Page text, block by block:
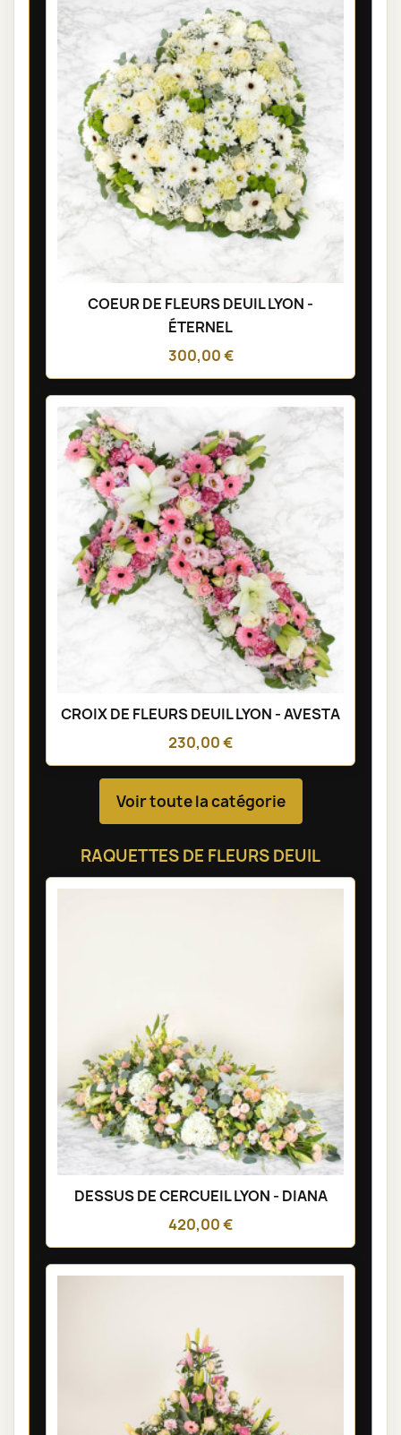
COEUR DE FLEURS DEUIL LYON -
ÉTERNEL
300,00 €
CROIX DE FLEURS DEUIL LYON - AVESTA
230,00 €
Voir toute la catégorie
RAQUETTES DE FLEURS DEUIL
DESSUS DE CERCUEIL LYON - DIANA
420,00 €